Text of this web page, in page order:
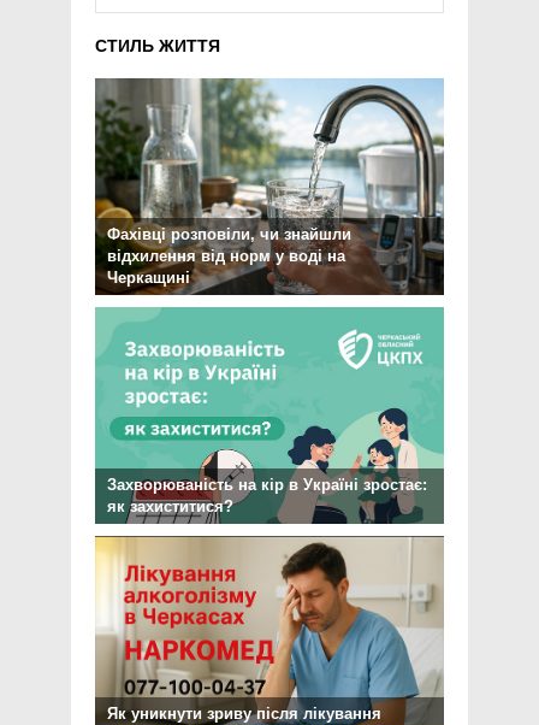
СТИЛЬ ЖИТТЯ
Фахівці розповіли, чи знайшли
відхилення від норм у воді на
Черкащині
Захворюваність на кір в Україні зростає:
як захиститися?
Як уникнути зриву після лікування